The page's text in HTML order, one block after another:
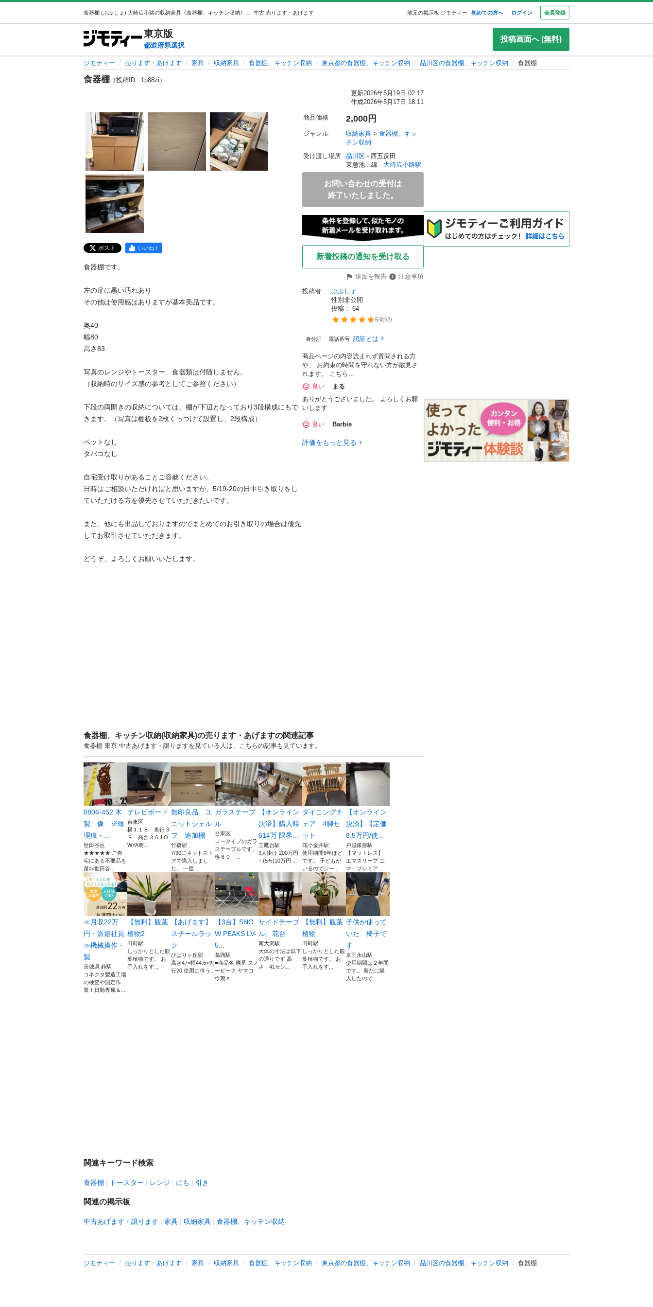
中古 売ります・あげます 地元の掲示板 ジモティー 初めての方へ ログイン 会員登録
東京版
都道府県選択
投稿画面へ (無料)
ジモティー 売ります・あげます 家具 収納家具 食器棚、キッチン収納 東京都の食器棚、キッチン収納 品川区の食器棚、キッチン収納 食器棚
食器棚
（投稿ID : 1p88zi）
更新2026年5月19日 02:17
作成2026年5月17日 18:11
ポスト いいね！
食器棚です。
左の扉に黒い汚れあり
その他は使用感はありますが基本美品です。
奥40
幅80
高さ83
写真のレンジやトースター、食器類は付随しません。
（収納時のサイズ感の参考としてご参照ください）
下段の両開きの収納については、棚が下辺となっており3段構成にもで
きます。（写真は棚板を2枚くっつけて設置し、2段構成）
ペットなし
タバコなし
自宅受け取りがあることご容赦ください。
日時はご相談いただければと思いますが、5/19-20の日中引き取りをし
ていただける方を優先させていただきたいです。
また、他にも出品しておりますのでまとめてのお引き取りの場合は優先
してお取引させていただきます。
どうぞ、よろしくお願いいたします。
商品価格 2,000円
ジャンル 収納家具 > 食器棚、キッ
チン収納
受け渡し場所
品川区 - 西五反田
東急池上線 - 大崎広小路駅
お問い合わせの受付は
終了いたしました。
新着投稿の通知を受け取る
違反を報告
注意事項
投稿者
ぶぶしょ
性別非公開
投稿： 64
5.0(52)
身分証 電話番号 認証とは
商品ページの内容読まれず質問される方
や、 お約束の時間を守れない方が散見さ
れます。 こちら...
良い
まる
ありがとうございました。 よろしくお願
いします
良い Barbie
評価をもっと見る
食器棚、キッチン収納(収納家具)の売ります・あげますの関連記事
食器棚 東京 中古あげます・譲りますを見ている人は、こちらの記事も見ています。
0806-452 木
製 像 ※修
理痕・...
世田谷区
★★★★★ ご自
宅にある不要品を
是非世田谷...
テレビボード
台東区
横１１８ 奥行３
９ 高さ３５ LO
WYA商...
無印良品 ユ
ニットシェル
フ 追加棚
竹橋駅
7/30にネットスト
アで購入しまし
た。 一度...
ガラステーブ
ル
台東区
ロータイプのガラ
ステーブルです。
横８０ ...
【オンライン
決済】購入時
614万 限界...
三鷹台駅
3人掛け 200万円
+ (5%)10万円 ...
ダイニングチ
ェア 4脚セ
ット
花小金井駅
使用期間6年ほど
です。 子どもが
いるのでシー...
【オンライン
決済】【定価
8.5万円/使...
戸越銀座駅
【マットレス】
エマスリープ エ
マ・プレミア...
≪月収22万
円・派遣社員
≫機械操作・
製...
茨城県 静駅
コネクタ製造工場
の検査や測定作
業！日勤専属＆...
【無料】観葉
植物2
田町駅
しっかりとした観
葉植物です。 お
手入れをす...
【あげます】
スチールラッ
ク
ひばりヶ丘駅
高さ47×幅44.5×奥
行20 使用に伴う...
【3台】SNO
W PEAKS LV-
5...
葛西駅
■商品名 廃番 スノ
ーピーク ヤマコ
ウ期 s...
サイドテーブ
ル、花台
南大沢駅
大体の寸法は以下
の通りです 高
さ 41セン...
【無料】観葉
植物
田町駅
しっかりとした観
葉植物です。 お
手入れをす...
子供が使って
いた 椅子で
す
京王永山駅
使用期間は２年間
です。 新たに購
入したので、...
関連キーワード検索
食器棚 トースター レンジ にも 引き
関連の掲示板
中古あげます・譲ります 家具 収納家具 食器棚、キッチン収納
ジモティー 売ります・あげます 家具 収納家具 食器棚、キッチン収納 東京都の食器棚、キッチン収納 品川区の食器棚、キッチン収納 食器棚